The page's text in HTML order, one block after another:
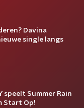
Davina
single langs
speelt Summer Rain
Start Op!